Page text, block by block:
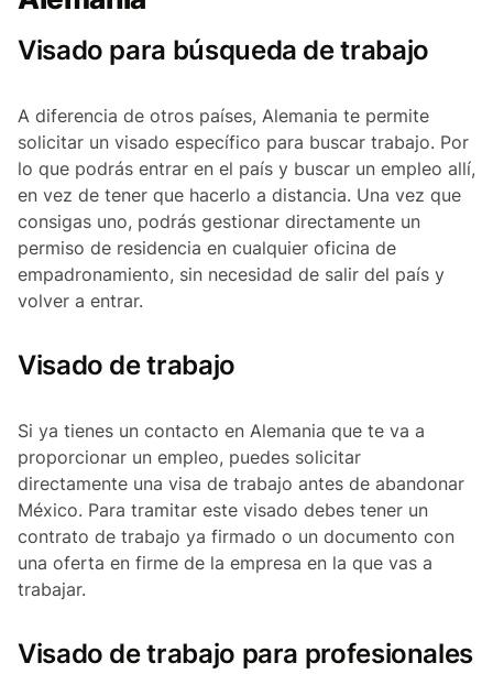
Visado para búsqueda de trabajo
A diferencia de otros países, Alemania te permite
solicitar un visado específico para buscar trabajo. Por
lo que podrás entrar en el país y buscar un empleo allí,
en vez de tener que hacerlo a distancia. Una vez que
consigas uno, podrás gestionar directamente un
permiso de residencia en cualquier oficina de
empadronamiento, sin necesidad de salir del país y
volver a entrar.
Visado de trabajo
Si ya tienes un contacto en Alemania que te va a
proporcionar un empleo, puedes solicitar
directamente una visa de trabajo antes de abandonar
México. Para tramitar este visado debes tener un
contrato de trabajo ya firmado o un documento con
una oferta en firme de la empresa en la que vas a
trabajar.
Visado de trabajo para profesionales